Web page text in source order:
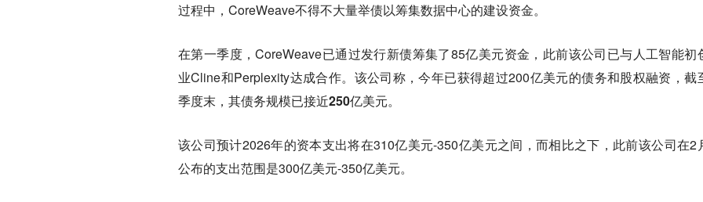
过程中，CoreWeave不得不大量举债以筹集数据中心的建设资金。
在第一季度，CoreWeave已通过发行新债筹集了85亿美元资金，此前该公司已与人工智能初
业Cline和Perplexity达成合作。该公司称，今年已获得超过200亿美元的债务和股权融资，截
季度末，其债务规模已接近250亿美元。
该公司预计2026年的资本支出将在310亿美元-350亿美元之间，而相比之下，此前该公司在2
公布的支出范围是300亿美元-350亿美元。